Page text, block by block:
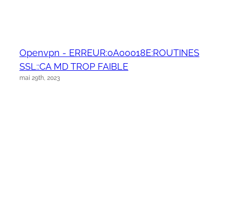
Openvpn - ERREUR:0A00018E:ROUTINES
SSL::CA MD TROP FAIBLE
mai 29th, 2023